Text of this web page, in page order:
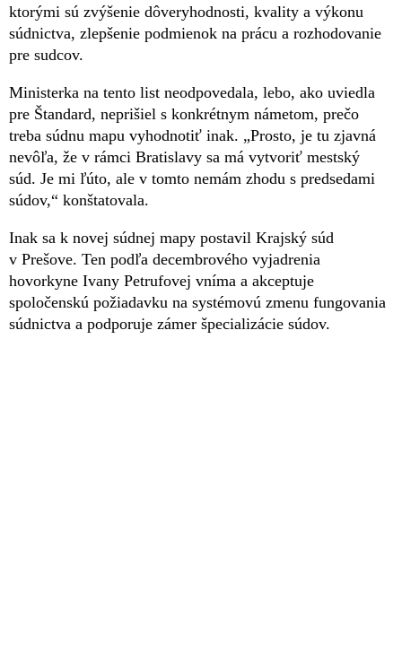
ktorými sú zvýšenie dôveryhodnosti, kvality a výkonu
súdnictva, zlepšenie podmienok na prácu a rozhodovanie
pre sudcov.
Ministerka na tento list neodpovedala, lebo, ako uviedla
pre Štandard, neprišiel s konkrétnym námetom, prečo
treba súdnu mapu vyhodnotiť inak. „Prosto, je tu zjavná
nevôľa, že v rámci Bratislavy sa má vytvoriť mestský
súd. Je mi ľúto, ale v tomto nemám zhodu s predsedami
súdov,“ konštatovala.
Inak sa k novej súdnej mapy postavil Krajský súd
v Prešove. Ten podľa decembrového vyjadrenia
hovorkyne Ivany Petrufovej vníma a akceptuje
spoločenskú požiadavku na systémovú zmenu fungovania
súdnictva a podporuje zámer špecializácie súdov.